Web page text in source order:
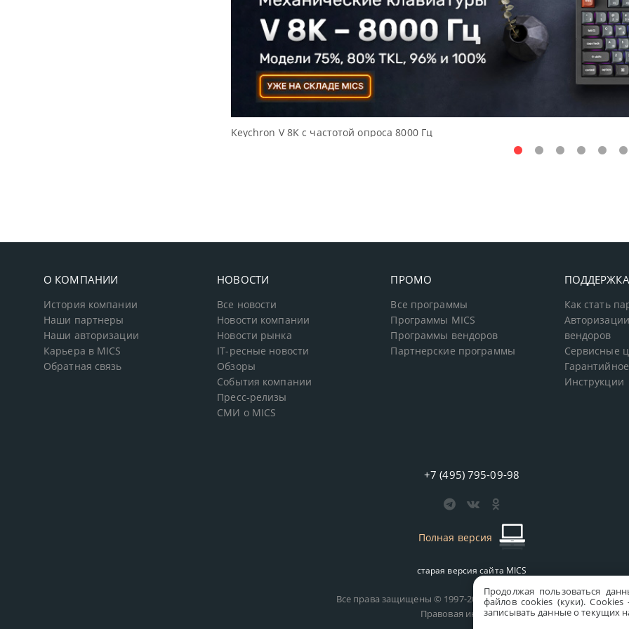
Продолжая пользоваться
файлов cookies (куки).
записывать данные о текущих
Keychron V 8K с частотой опроса 8000 Гц
О КОМПАНИИ
История компании
Наши партнеры
Наши авторизации
Карьера в MICS
Обратная связь
НОВОСТИ
Все новости
Новости компании
Новости рынка
IT-ресные новости
Обзоры
События компании
Пресс-релизы
СМИ о MICS
ПРОМО
Все программы
Программы MICS
Программы вендоров
Партнерские программы
ПОДДЕРЖКА
Как стать
вендоров
Сервисные
Инструкции
+7 (495) 795-09-98
Полная версия
старая версия сайта MICS
Все права защищены © 1997-2026 MICS Distribution Company
Правовая информация